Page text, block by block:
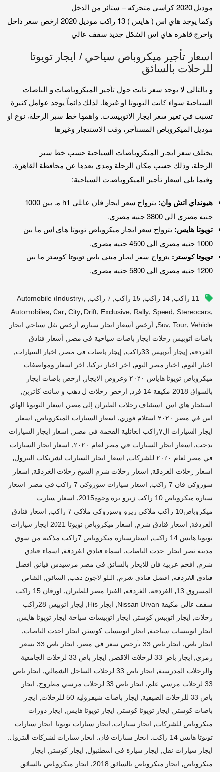
موديل 2020 كراسي متحركه – ستائر من الدخل
وكما يوجد هاي اس ( هايس ) 13 راكب موديل 2020 ارخص سعر داخل
واخرج قاهره هاي اس الشكل جديد سقف عالي
اسعار تأجير ميكروباص سياحي / ايجار تويوتا
للرحلات بالسائق
و بالتالي لا يوجد سعر ثابت حول تأجير الميكروباصات و الباصات
السياحية سواء كانت التويوتا او غيرها. لذلك دائماً يوجد عوامل كثيرة
تسبب في تغير سعر ايجار الاتوبيسات. واهمها خط سير الرحلة، نوع او
موديل الميكروباص المستأجر، وقت الاستئجار وغيرها
يختلف سعر ايجار الميكروباصات السياحية حسب خط سير
الرحلة، وذلك حسب مكان الرحلة ومدي بعدها عن محافظة القاهرة.
وفيما يلي اسعار تأجير الميكروباصات السياحية:
هيونداي اتش وان:
يترواح سعر ايجار فان عائلي h1 ما بين 1000
جنيه مصري الي 3800 جنيه مصري.
تويوتا هايس: يترواح سعر ايجار ميكروباص تويوتا هاي اس ما بين
1000 جنيه مصري الي 4500 جنيه مصري.
تويوتا كوستر: يترواح سعر ايجار ميني باص تويوتا كوستر ما بين
1200 جنيه مصري الي 5800 جنيه مصري.
11 راكب , 14 راكب , 15 راكب , 7 راكب ,
Automobile (industry),
Automobiles, Car, City, Drift, Exclusive, Rally, Speed, Stereocars,
Suv, Tour, Vehicle
, أرخص أسعار ايجار سيارة, أرخص نقل سياحي ايجار
باصات اتوبيس رحلات ايجار باصات سياحية فى مصر , أسعار فنادق
الغردقة, إيجار أتوبيس 33راكب , إيجار باصات في مصر , اخبار السيارات,
اخبار اليوم, اخبار مصر اليوم, اخر اخبار تركيا, اخر اسعار ومواصفات
ميكروباص تويوتا هاياس ٢٠٢٠ وعروض الايجار
, ارخص باصات ايجار
بالسواق 2018 مكيفة 14 فرد
, ارخص رحلات ل دهب و سانت كاترين,
استئجار هاي اس, استئناف رحلات الطيران إلى مصر , اسعار التويوتا الهاي
اس في مصر ٢٠٢٠ استلام فوري
, اسعار السيارات الميكروباص, اسعار
ايجار السيارات ال٧راكب العائلية الفخمة في مصر
, اسعار ايجار السيارات
بدجت, اسعار ايجار السيارات في مصر لعام ٢٠٢٠ , اسعار ايجار السيارات
في مصر لعام ٢٠٢٠ للشركات
, اسعار ايجار السيارات لشريكات البترول,
اسعار رحلات الغردقة, اسعار رحلات شرم الشيخ رحلات الغردقة, اسعار
سوزوكى فان 7 راكب
, اسعار سيارات سوزوكى 7 راكب فى مصر , اسعار
سيارة ميكروباص 10 راكب زيرو برة وجوة2015
, اسعار سيارت
ميكروباص10 راكب ملاكى زيرو وسوزوكى ملاكى 7 راكب
, اسعار فنادق
الغردقة, اسعار فنادق شرم,
اسعار ميكروباص تويوتا 2021 ايجار سيارات
تويوتا هايس 14 راكب
,
اسعارسيارة ميكروباص 7راكب ملاكىة من سوق
مدينه نصر ايجار احدث الباصات, اسماء فنادق الغردقة, اسماء فنادق
شرم, افخم عربية فان للايجار بالسائق في مصر مرسيدس فيانو, افضل
فنادق الغردقة, افضل فنادق شرم, البلو لاجون دهب, السائق, الشاص
المسروق 13
, الغردقة, الغردقه, الفيزا مصر للطيران,
اورفان 15 راكب
سقف عالي مكيفة Nissan Urvan
, ايجار His ,
ايجار اتوبيس 28راكب
رحلات, ايجار اتوبيس كوستر , ايجار اتوبيسات سياحة ايجار تويوتا هايس,
ايجار اتوبيسات سياحية, ايجار اتوبيسات كوستر , ايجار احدث الباصات,
ايجار باص, ايجار باص 33 بأرخص سعر في مصر ,
ايجار باص 33 بسعر
رمزي, ايجار باص 33 لرحلات الاقصر ,
ايجار باص 33 لرحلات الجامعية
والرحلات المدرسية, ايجار باص 33 لرحلات الساحل الشمالي , ايجار باص
33 لرحلات مرسي علم
, ايجار باص 33 لرحلات مرسي مطروح , ايجار
باص 33 للرحلات الصيفية
, ايجار باصات شيفروليه 50 للرحلات , ايجار
باصات كوستر , ايجار تويوتا كوستر , ايجار تويوتا هايس, ايجار دورات
ميكروباص للشركات, ايجار سيارات, ايجار سيارات تويوتا, ايجار سيارات
تويوتا هايس 14 راكب
, ايجار سيارات فان, ايجار سيارات لشركات البترول,
ايجار سيارات نقل, ايجار سيارة في اسطنبول, ايجار كوستر , ايجار
ميكروباص, ايجار ميكروباص بالسائق 2018 , ايجار ميكروباص بالسائق